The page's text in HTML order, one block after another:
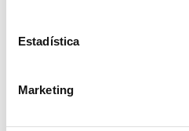
Estadística
Marketing